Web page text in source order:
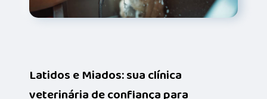
Latidos e Miados: sua clínica
veterinária de confiança para